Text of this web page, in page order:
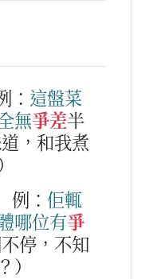
： 這盤菜
無爭差半
，和我煮
例： 佢輒
哪位有爭
停，不知